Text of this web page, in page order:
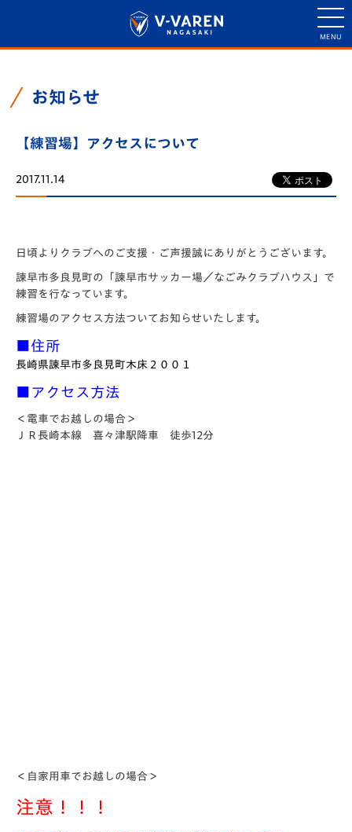
お知らせ
【練習場】アクセスについて
2017.11.14
日頃よりクラブへのご支援・ご声援誠にありがとうございます。
諫早市多良見町の「諫早市サッカー場／なごみクラブハウス」で
練習を行なっています。
練習場のアクセス方法ついてお知らせいたします。
■住所
長崎県諫早市多良見町木床２００１
■アクセス方法
＜電車でお越しの場合＞
ＪＲ長崎本線 喜々津駅降車 徒歩12分
＜自家用車でお越しの場合＞
注意！！！